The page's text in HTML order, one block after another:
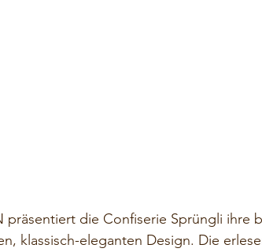
präsentiert die Confiserie Sprüngli ihre
klassisch-eleganten Design. Die